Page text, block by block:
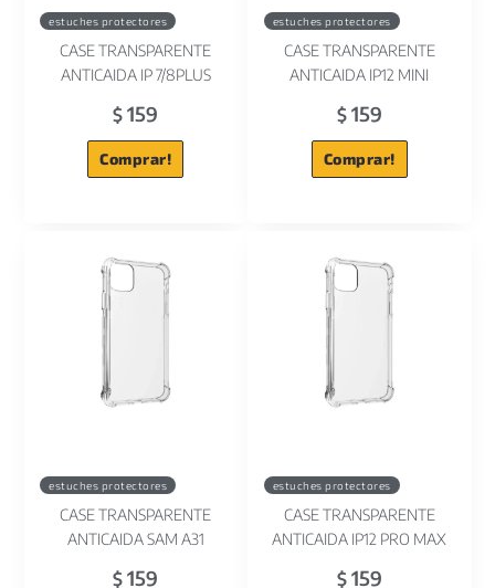
estuches protectores
CASE TRANSPARENTE
ANTICAIDA IP 7/8PLUS
$ 159
Comprar!
estuches protectores
CASE TRANSPARENTE
ANTICAIDA IP12 MINI
$159
Comprar!
estuches protectores
CASE TRANSPARENTE
ANTICAIDA SAM A31
$ 159
estuches protectores
CASE TRANSPARENTE
ANTICAIDA IP12 PRO MAX
$159